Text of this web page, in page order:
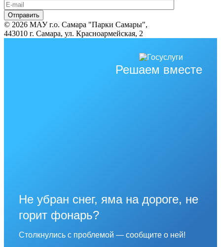
© 2026 МАУ г.о. Самара "Парки Самары",
443010 г. Самара, ул. Красноармейская, 2
Решаем вместе
Не убран снег, яма на дороге, не
горит фонарь?
Столкнулись с проблемой — сообщите о ней!